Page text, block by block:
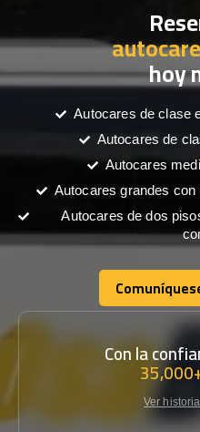
hoy
Autocares de clase
Autocares de
Autocares
Autocares grandes
Autocares de dos
Con la
Ver